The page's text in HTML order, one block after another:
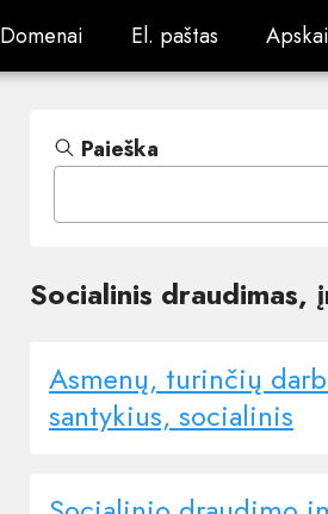
Domenai
Domenai El. paštas
El. paštas
Paieška
Socialinis draudimas,
Asmenų, turinčių
santykius, socialinis